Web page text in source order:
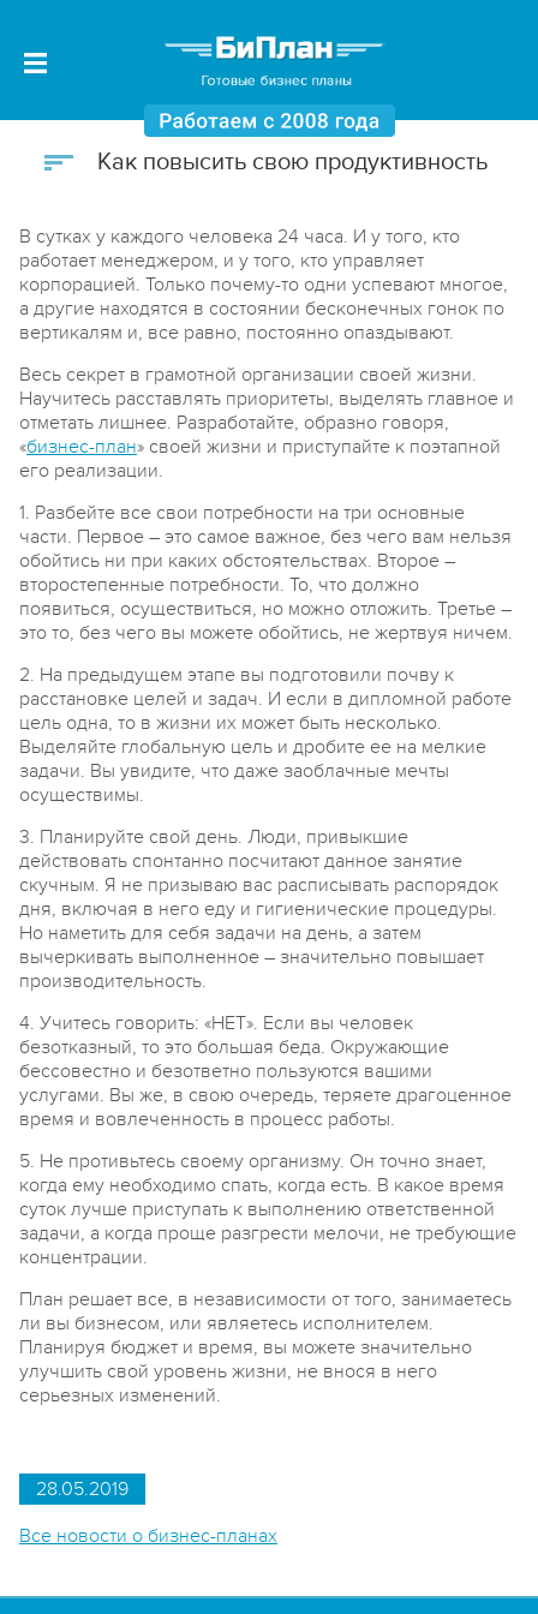
Как повысить свою продуктивность
В сутках у каждого человека 24 часа. И у того, кто
работает менеджером, и у того, кто управляет
корпорацией. Только почему-то одни успевают многое,
а другие находятся в состоянии бесконечных гонок по
вертикалям и, все равно, постоянно опаздывают.
Весь секрет в грамотной организации своей жизни.
Научитесь расставлять приоритеты, выделять главное и
отметать лишнее. Разработайте, образно говоря,
«бизнес-план» своей жизни и приступайте к поэтапной
его реализации.
1. Разбейте все свои потребности на три основные
части. Первое – это самое важное, без чего вам нельзя
обойтись ни при каких обстоятельствах. Второе –
второстепенные потребности. То, что должно
появиться, осуществиться, но можно отложить. Третье –
это то, без чего вы можете обойтись, не жертвуя ничем.
2. На предыдущем этапе вы подготовили почву к
расстановке целей и задач. И если в дипломной работе
цель одна, то в жизни их может быть несколько.
Выделяйте глобальную цель и дробите ее на мелкие
задачи. Вы увидите, что даже заоблачные мечты
осуществимы.
3. Планируйте свой день. Люди, привыкшие
действовать спонтанно посчитают данное занятие
скучным. Я не призываю вас расписывать распорядок
дня, включая в него еду и гигиенические процедуры.
Но наметить для себя задачи на день, а затем
вычеркивать выполненное – значительно повышает
производительность.
4. Учитесь говорить: «НЕТ». Если вы человек
безотказный, то это большая беда. Окружающие
бессовестно и безответно пользуются вашими
услугами. Вы же, в свою очередь, теряете драгоценное
время и вовлеченность в процесс работы.
5. Не противьтесь своему организму. Он точно знает,
когда ему необходимо спать, когда есть. В какое время
суток лучше приступать к выполнению ответственной
задачи, а когда проще разгрести мелочи, не требующие
концентрации.
План решает все, в независимости от того, занимаетесь
ли вы бизнесом, или являетесь исполнителем.
Планируя бюджет и время, вы можете значительно
улучшить свой уровень жизни, не внося в него
серьезных изменений.
28.05.2019
Все новости о бизнес-планах